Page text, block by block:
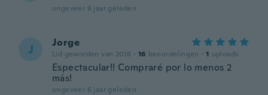
ongeveer 6 jaar geleden
J Jorge
Lid geworden van 2018 · 16 beoordelingen · 1 uploads
Espectacular!! Compraré por lo menos 2
más!
ongeveer 6 jaar geleden